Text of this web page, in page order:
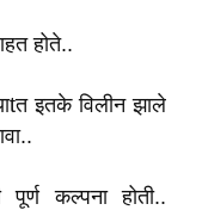
होते..
इतके विलीन झाले
पूर्ण कल्पना होती..